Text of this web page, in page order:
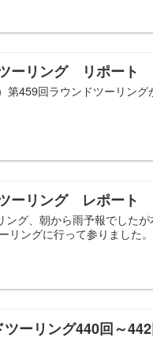
ーリング リポート
第459回ラウンドツーリング
ーリング レポート
ング、朝から雨予報でした
リングに行って参りました
ーリング440回～